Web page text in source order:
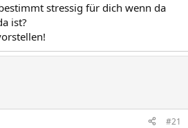
stressig für dich wenn da
ist?
#21